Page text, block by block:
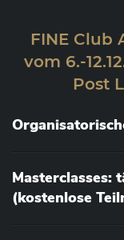
FINE Club
vom 6.-
Post
Masterclasses:
(kostenlose